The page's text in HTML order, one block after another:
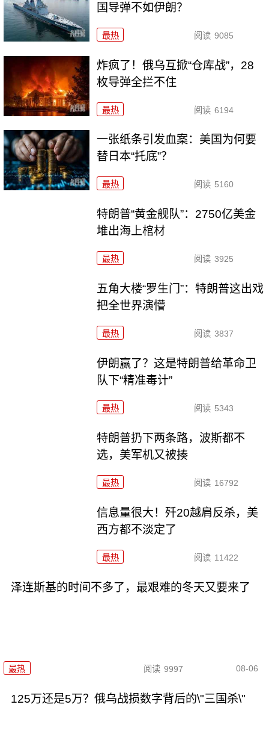
国导弹不如伊朗？
最热 阅读 9085
炸疯了！俄乌互掀“仓库战”，28
枚导弹全拦不住
最热 阅读 6194
一张纸条引发血案：美国为何要
替日本“托底”？
最热 阅读 5160
特朗普“黄金舰队”：2750亿美金
堆出海上棺材
最热 阅读 3925
五角大楼“罗生门”：特朗普这出戏
把全世界演懵
最热 阅读 3837
伊朗赢了？这是特朗普给革命卫
队下“精准毒计”
最热 阅读 5343
特朗普扔下两条路，波斯都不
选，美军机又被揍
最热 阅读 16792
信息量很大！歼20越肩反杀，美
西方都不淡定了
最热 阅读 11422
泽连斯基的时间不多了，最艰难的冬天又要来了
最热 阅读 9997 08-06
125万还是5万？俄乌战损数字背后的\"三国杀\"